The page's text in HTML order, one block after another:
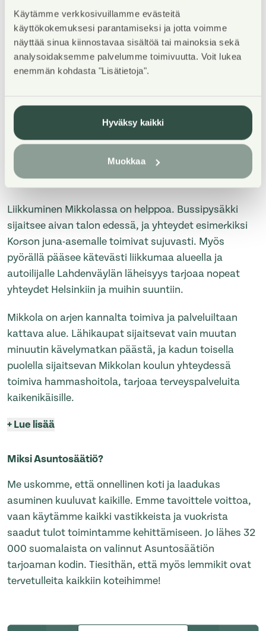
Käytämme verkkosivuillamme evästeitä
käyttökokemuksesi parantamiseksi ja jotta voimme
näyttää sinua kiinnostavaa sisältöä tai mainoksia sekä
analysoidaksemme palvelumme toimivuutta. Voit lukea
enemmän kohdasta "Lisätietoja".
Hyväksy kaikki
Muokkaa
Rauhallinen ja viihtyisä kerrostalokohde Vantaan
Mikkolassa tarjoaa asumista kodikkaassa ja
luonnonläheisessä ympäristössä. Hiljainen talo, hyvin
kesken. Asunnot ovat valoisia ja toimivapohjaisia
sekä niistä löytyvät astianpesukone ja keraaminen
liesi. Osassa asunnoista on myös oma sauna ja
parveke. Yhteisistä tiloista löytyvät talosauna, pesula
ja kuivaushuone, jotka helpottavat arjen askareita.
Liikkuminen Mikkolassa on helppoa. Bussipysäkki
sijaitsee aivan talon edessä, ja yhteydet esimerkiksi
Korson juna-asemalle toimivat sujuvasti. Myös
pyörällä pääsee kätevästi liikkumaa alueella ja
autoilijalle Lahdenväylän läheisyys tarjoaa nopeat
yhteydet Helsinkiin ja muihin suuntiin.
Mikkola on arjen kannalta toimiva ja palveluiltaan
kattava alue. Lähikaupat sijaitsevat vain muutan
minuutin kävelymatkan päästä, ja kadun toisella
puolella sijaitsevan Mikkolan koulun yhteydessä
toimiva hammashoitola, tarjoaa terveyspalveluita
kaikenikäisille.
+Lue lisää
Miksi Asuntosäätiö?
Me uskomme, että onnellinen koti ja laadukas
asuminen kuuluvat kaikille. Emme tavoittele voittoa,
vaan käytämme kaikki vastikkeista ja vuokrista
saadut tulot toimintamme kehittämiseen. Jo lähes 32
000 suomalaista on valinnut Asuntosäätiön
tarjoaman kodin. Tiesithän, että myös lemmikit ovat
tervetulleita kaikkiin koteihimme!